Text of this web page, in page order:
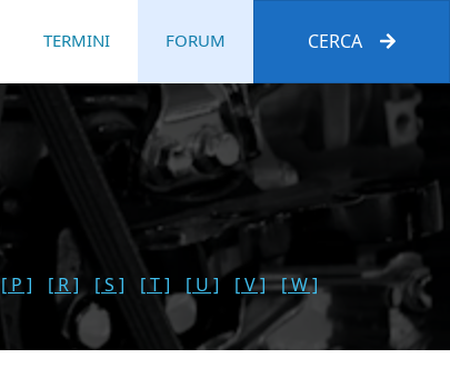
TERMINI FORUM CERCA
[ P ] [ R ] [ S ] [ T ] [ U ] [ V ]
[ W ]